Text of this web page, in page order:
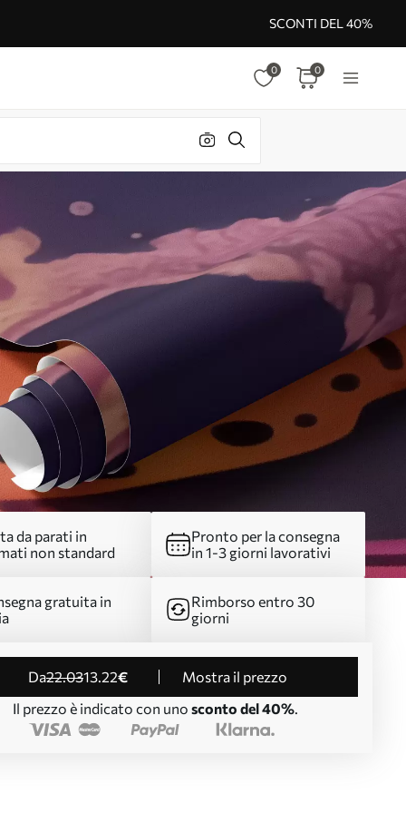
SCONTI DEL 40%
0 0
da parati in
non standard
Pronto per la consegna
in 1-3 giorni lavorativi
gratuita in
Rimborso entro 30
giorni
da22.0313.22€
Mostra il prezzo
Il prezzo è indicato con uno sconto del 40%.